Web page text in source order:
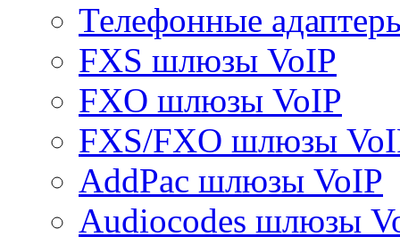
Телефонные
FXS шлюзы VoIP
FXO шлюзы VoIP
FXS/FXO шлюзы
AddPac шлюзы VoIP
Audiocodes шлюзы